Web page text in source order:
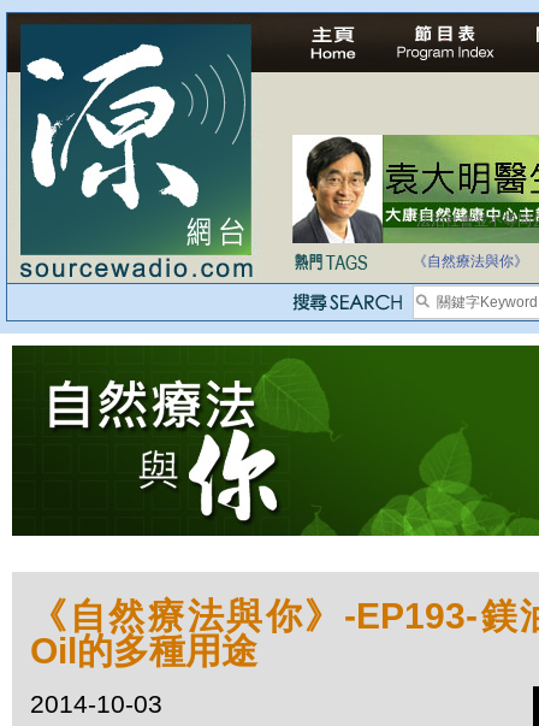
法治社會並不等同
《自然療法與你》
《自然療法與你》-EP193-鎂
Oil的多種用途
2014-10-03